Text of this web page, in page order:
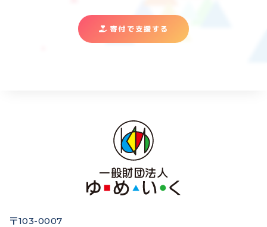
寄付で支援する
〒103-0007